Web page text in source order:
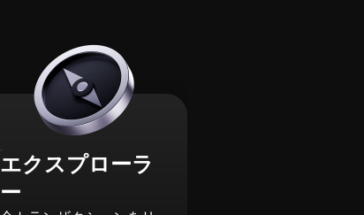
エクスプローラ
ー